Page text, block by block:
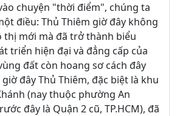
chuyện "thời điểm", chúng ta
điều: Thủ Thiêm giờ đây không
thị mới mà đã trở thành biểu
triển hiện đại và đẳng cấp của
đất còn hoang sơ cách đây
đây Thủ Thiêm, đặc biệt là khu
(nay thuộc phường An
đây là Quận 2 cũ, TP.HCM), đã